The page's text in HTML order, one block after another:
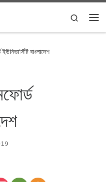
Search
বাংলাদেশ